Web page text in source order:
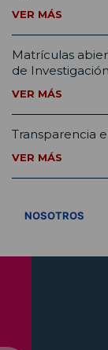
VER MÁS
Matrículas
de
VER MÁS
Transparencia
VER MÁS
NOSOTROS